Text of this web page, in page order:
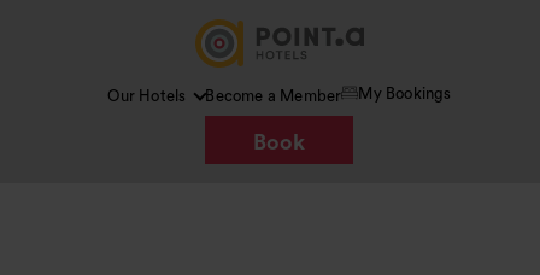
Our Hotels Become a Member My Bookings
Book